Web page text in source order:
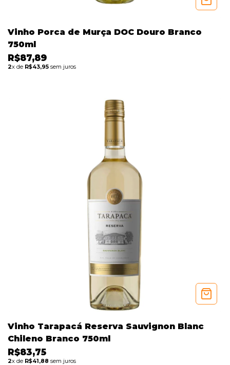
Vinho Porca de Murça DOC Douro Branco
750ml
R$87,89
2x de R$43,95 sem juros
Vinho Tarapacá Reserva Sauvignon Blanc
Chileno Branco 750ml
R$83,75
2x de R$41,88 sem juros